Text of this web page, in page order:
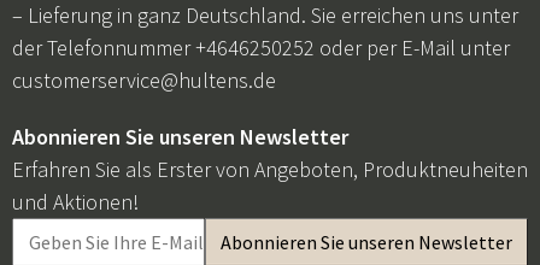
– Lieferung in ganz Deutschland. Sie erreichen uns unter
der Telefonnummer +4646250252 oder per E-Mail unter
customerservice@hultens.de
Abonnieren Sie unseren Newsletter
Erfahren Sie als Erster von Angeboten, Produktneuheiten
und Aktionen!